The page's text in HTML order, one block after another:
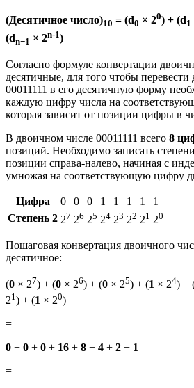
(Десятичное число)10 = (d0 × 20) + (d1
(dn−1 × 2n-1)
Согласно формуле конвертации
десятичные, для того чтобы
00011111 в его десятичную форму
каждую цифру числа на
которая зависит от позиции цифры в
В двоичном числе 00011111 всего 8
позиций. Необходимо записать
позиции справа-налево, начиная с
умножая на соответствующую цифру
Цифра 0 0 0 1 1 1 1
1
Степень 2 27 26 25 24 23 22 21 20
Пошаговая конвертация двоичного
десятичное:
(0 × 27) + (0 × 26) + (0 × 25) + (1 × 24) +
21 ) + (1 × 20)
=
0 + 0 + 0 + 16 + 8 + 4 + 2 + 1
=